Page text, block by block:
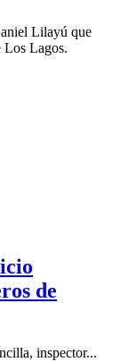
Lilayú que
Los Lagos.
de
inspector...